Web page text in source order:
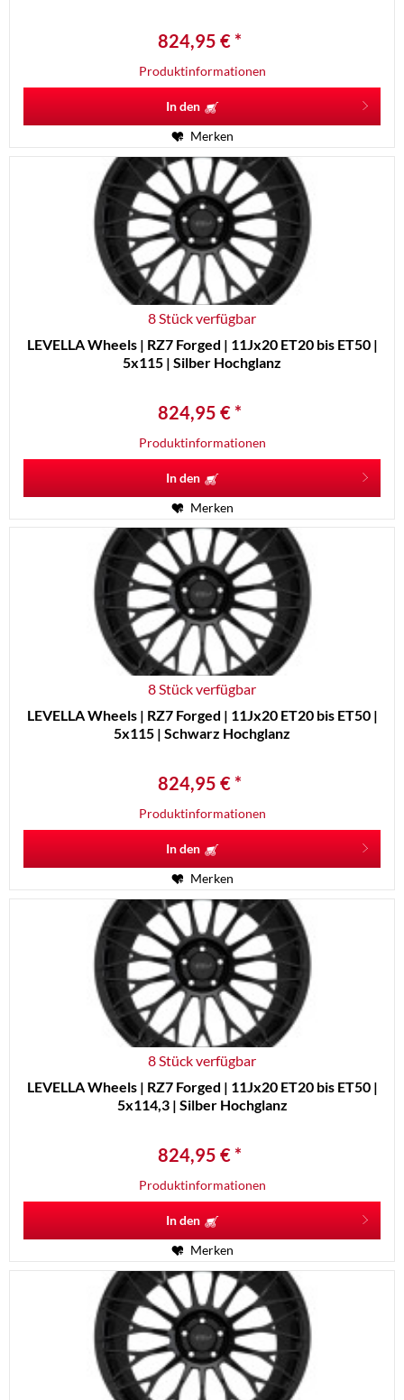
824,95 € *
Produktinformationen
In den
Merken
8 Stück verfügbar
LEVELLA Wheels | RZ7 Forged | 11Jx20 ET20 bis ET50 |
5x115 | Silber Hochglanz
824,95 € *
Produktinformationen
In den
Merken
8 Stück verfügbar
LEVELLA Wheels | RZ7 Forged | 11Jx20 ET20 bis ET50 |
5x115 | Schwarz Hochglanz
824,95 € *
Produktinformationen
In den
Merken
8 Stück verfügbar
LEVELLA Wheels | RZ7 Forged | 11Jx20 ET20 bis ET50 |
5x114,3 | Silber Hochglanz
824,95 € *
Produktinformationen
In den
Merken